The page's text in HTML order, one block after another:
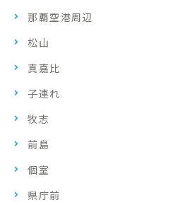
那覇空港周辺
松山
真嘉比
子連れ
牧志
前島
個室
県庁前